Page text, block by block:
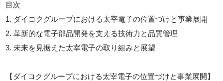
目次
1. ダイコクグループにおける太宰電子の位置づけと事業展開
2. 革新的な電子部品開発を支える技術力と品質管理
3. 未来を見据えた太宰電子の取り組みと展望
【ダイコクグループにおける太宰電子の位置づけと事業展開】